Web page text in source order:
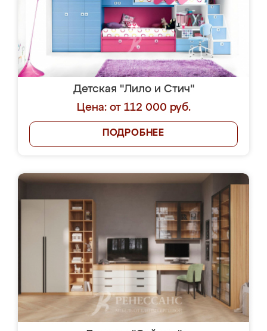
Детская "Лило и Стич"
Цена: от 112 000 руб.
ПОДРОБНЕЕ